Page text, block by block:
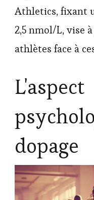
Athletics, fixant
2,5 nmol/L, vise
athlètes face à
L'aspect
dopage